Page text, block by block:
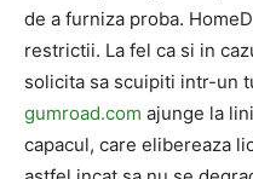
de a furniza proba.
restrictii. La fel ca si in
solicita sa scuipiti intr-un
gumroad.com ajunge la
capacul, care elibereaza